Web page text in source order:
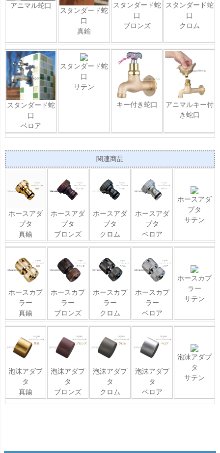
アニマル蛇口
スタンダード蛇
口
真鍮
スタンダード蛇
口
ブロンズ
スタンダード蛇
口
クロム
スタンダード蛇
口
ベロア
スタンダード蛇
口
サテン
キー付き蛇口
アニマルキー付
き蛇口
関連商品
ホースアダ
プタ
真鍮
ホースアダ
プタ
ブロンズ
ホースアダ
プタ
クロム
ホースアダ
プタ
ベロア
ホースアダ
プタ
サテン
ホースカプ
ラー
真鍮
ホースカプ
ラー
ブロンズ
ホースカプ
ラー
クロム
ホースカプ
ラー
ベロア
ホースカプ
ラー
サテン
泡沫アダプ
タ
真鍮
泡沫アダプ
タ
ブロンズ
泡沫アダプ
タ
クロム
泡沫アダプ
タ
ベロア
泡沫アダプ
タ
サテン